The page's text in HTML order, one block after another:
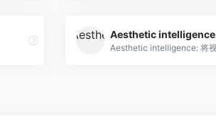
Aesthetic intelligence